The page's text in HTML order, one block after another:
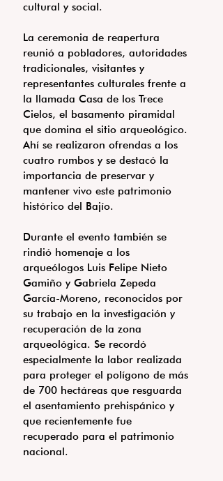
cultural y social.
La ceremonia de reapertura
reunió a pobladores, autoridades
tradicionales, visitantes y
representantes culturales frente a
la llamada Casa de los Trece
Cielos, el basamento piramidal
que domina el sitio arqueológico.
Ahí se realizaron ofrendas a los
cuatro rumbos y se destacó la
importancia de preservar y
mantener vivo este patrimonio
histórico del Bajío.
Durante el evento también se
rindió homenaje a los
arqueólogos Luis Felipe Nieto
Gamiño y Gabriela Zepeda
García-Moreno, reconocidos por
su trabajo en la investigación y
recuperación de la zona
arqueológica. Se recordó
especialmente la labor realizada
para proteger el polígono de más
de 700 hectáreas que resguarda
el asentamiento prehispánico y
que recientemente fue
recuperado para el patrimonio
nacional.